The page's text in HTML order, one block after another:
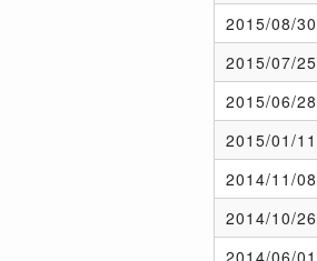
2015/08/30
2015/07/25
2015/06/28
2015/01/11
2014/11/08
2014/10/26